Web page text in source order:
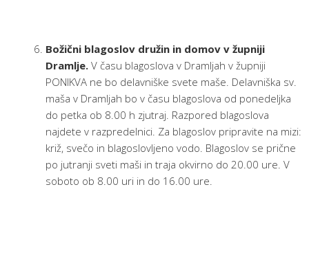
Božični blagoslov družin in domov v župniji
Dramlje. V času blagoslova v Dramljah v župniji
PONIKVA ne bo delavniške svete maše. Delavniška sv.
maša v Dramljah bo v času blagoslova od ponedeljka
do petka ob 8.00 h zjutraj. Razpored blagoslova
najdete v razpredelnici. Za blagoslov pripravite na mizi:
križ, svečo in blagoslovljeno vodo. Blagoslov se prične
po jutranji sveti maši in traja okvirno do 20.00 ure. V
soboto ob 8.00 uri in do 16.00 ure.